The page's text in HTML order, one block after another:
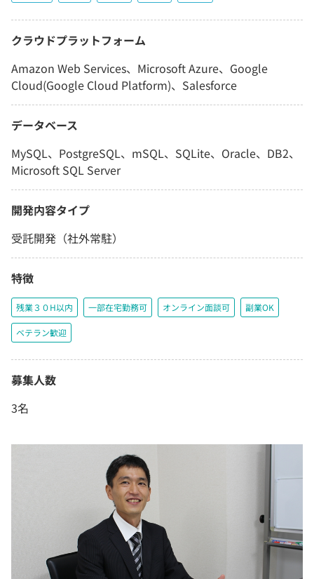
クラウドプラットフォーム
Amazon Web Services、Microsoft Azure、Google
Cloud(Google Cloud Platform)、Salesforce
データベース
MySQL、PostgreSQL、mSQL、SQLite、Oracle、DB2、
Microsoft SQL Server
開発内容タイプ
受託開発（社外常駐）
特徴
残業３０H以内 一部在宅勤務可 オンライン面談可 副業OK
ベテラン歓迎
募集人数
3名